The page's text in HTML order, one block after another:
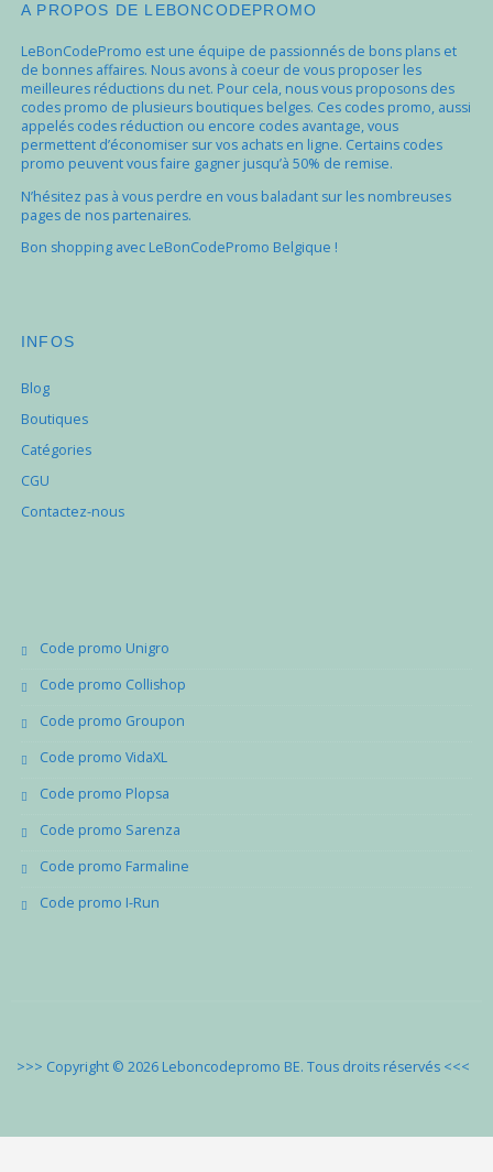
A PROPOS DE LEBONCODEPROMO
LeBonCodePromo est une équipe de passionnés de bons plans et
de bonnes affaires. Nous avons à coeur de vous proposer les
meilleures réductions du net. Pour cela, nous vous proposons des
codes promo de plusieurs boutiques belges. Ces codes promo, aussi
appelés codes réduction ou encore codes avantage, vous
permettent d’économiser sur vos achats en ligne. Certains codes
promo peuvent vous faire gagner jusqu’à 50% de remise.
N’hésitez pas à vous perdre en vous baladant sur les nombreuses
pages de nos partenaires.
Bon shopping avec LeBonCodePromo Belgique !
INFOS
Blog
Boutiques
Catégories
CGU
Contactez-nous
Code promo Unigro
Code promo Collishop
Code promo Groupon
Code promo VidaXL
Code promo Plopsa
Code promo Sarenza
Code promo Farmaline
Code promo I-Run
>>> Copyright © 2026 Leboncodepromo BE. Tous droits réservés <<<